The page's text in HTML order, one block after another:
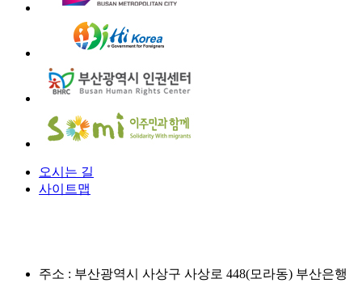
오시는 길
사이트맵
주소 : 부산광역시 사상구 사상로 448(모라동) 부산은행